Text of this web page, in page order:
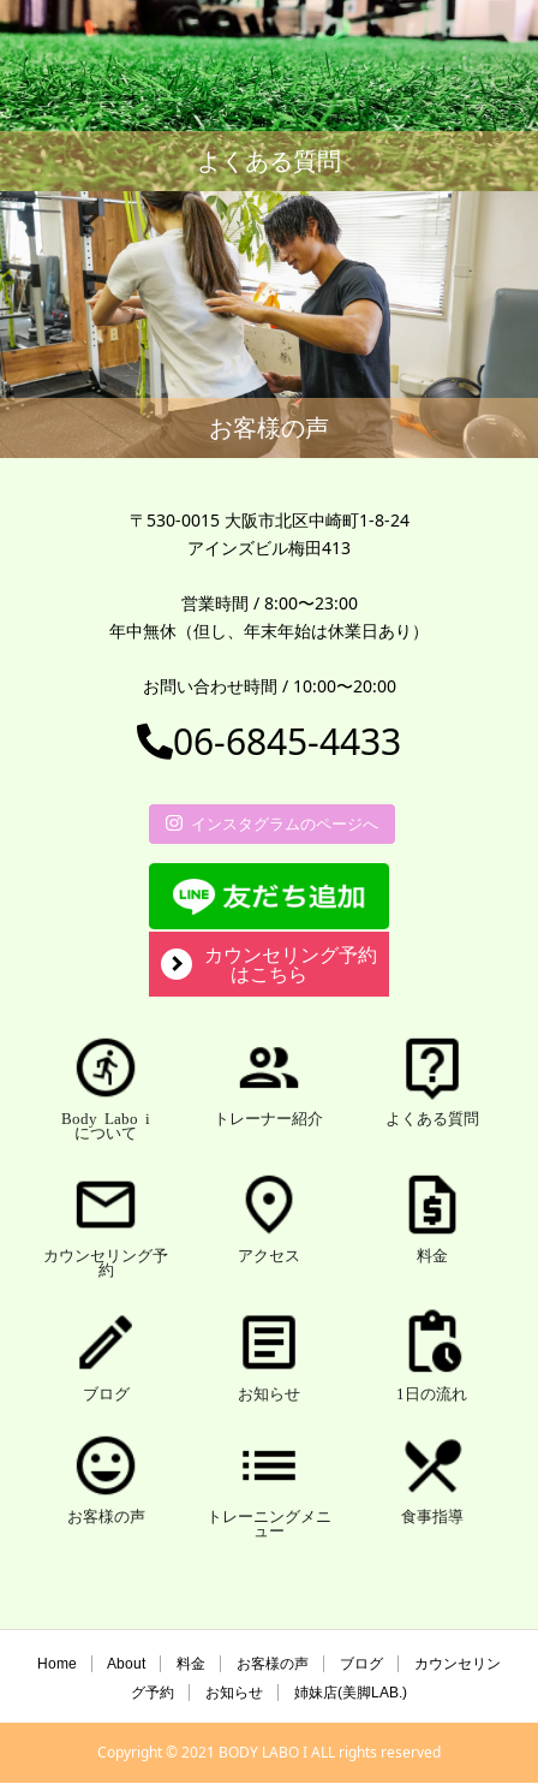
よくある質問
お客様の声
〒530-0015 大阪市北区中崎町1-8-24
アインズビル梅田413
営業時間 / 8:00〜23:00
年中無休（但し、年末年始は休業日あり）
お問い合わせ時間 / 10:00〜20:00
06-6845-4433
インスタグラムのページへ
カウンセリング予約
はこちら
Body Labo i
について
トレーナー紹介 よくある質問
カウンセリング予
約
アクセス 料金
ブログ お知らせ 1日の流れ
お客様の声
トレーニングメニ
ュー
食事指導
Home About 料金 お客様の声 ブログ
カウンセリン
グ予約
お知らせ 姉妹店(美脚LAB.)
Copyright © 2021 BODY LABO I ALL rights reserved